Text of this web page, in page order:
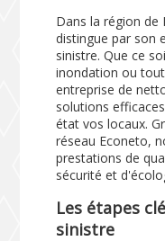
Dans la région de
distingue par son
sinistre. Que ce
inondation ou
entreprise de
solutions
état vos locaux.
réseau Econeto,
prestations de
sécurité et
Les étapes
sinistre